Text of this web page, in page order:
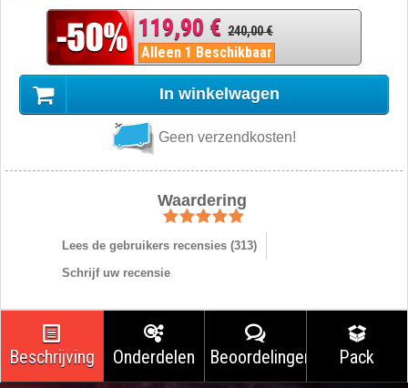
119,90 € 240,00 €
Alleen 1 Beschikbaar
In winkelwagen
Geen verzendkosten!
Waardering
Lees de gebruikers recensies (313)
Schrijf uw recensie
Beschrijving Onderdelen Beoordelingen Pack